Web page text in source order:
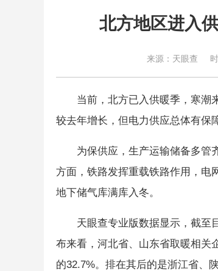
北方地区进入
来源：天眼查
当前，北方已入供暖季，寒潮
较去年增长，但电力供应总体有保
为保供应，生产运输储备多管
方面，铁路发挥重载铁路作用，电
地下储气库满库入冬。
天眼查专业版数据显示，截至
布来看，河北省、山东省取暖相关
的32.7%。排在其后的是浙江省、